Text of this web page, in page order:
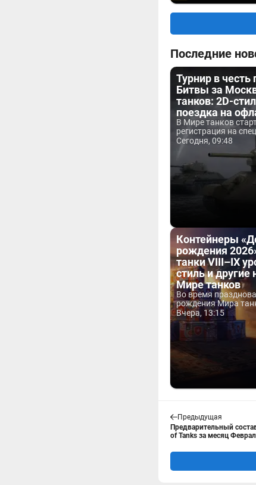
Последние
Турнир в
Битвы за
танков: 2D-
поездка на
В Мире танков
регистрация на
Сегодня, 09:48
Контейнеры
рождения
танки VIII–IX
стиль и другие
Мире танков
Во время
рождения Мира
Вчера, 13:15
Предыдущая
Предварительный
of Tanks за месяц